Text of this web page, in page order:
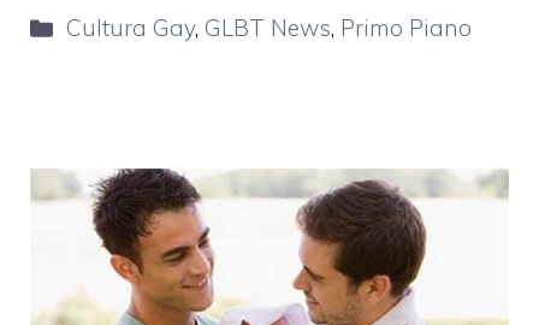
Categorie
Cultura Gay, GLBT News, Primo Piano